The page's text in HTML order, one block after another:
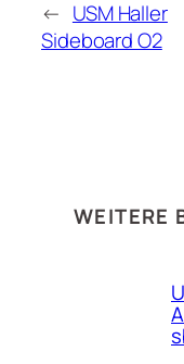
← USM Haller
Sideboard O2
WEITERE